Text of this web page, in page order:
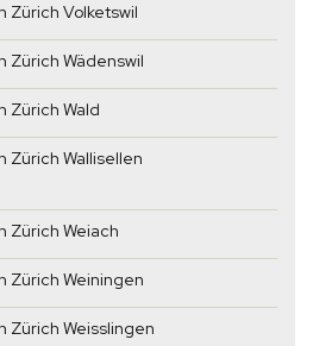
Zürich Volketswil
Zürich Wädenswil
Zürich Wald
Zürich Wallisellen
Zürich Weiach
Zürich Weiningen
Zürich Weisslingen